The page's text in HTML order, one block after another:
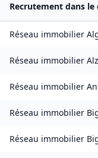
Recrutement dans
Réseau immobilier
Réseau immobilier
Réseau immobilier
Réseau immobilier
Réseau immobilier